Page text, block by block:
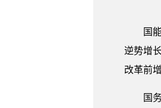
国
逆势增
改革前
国